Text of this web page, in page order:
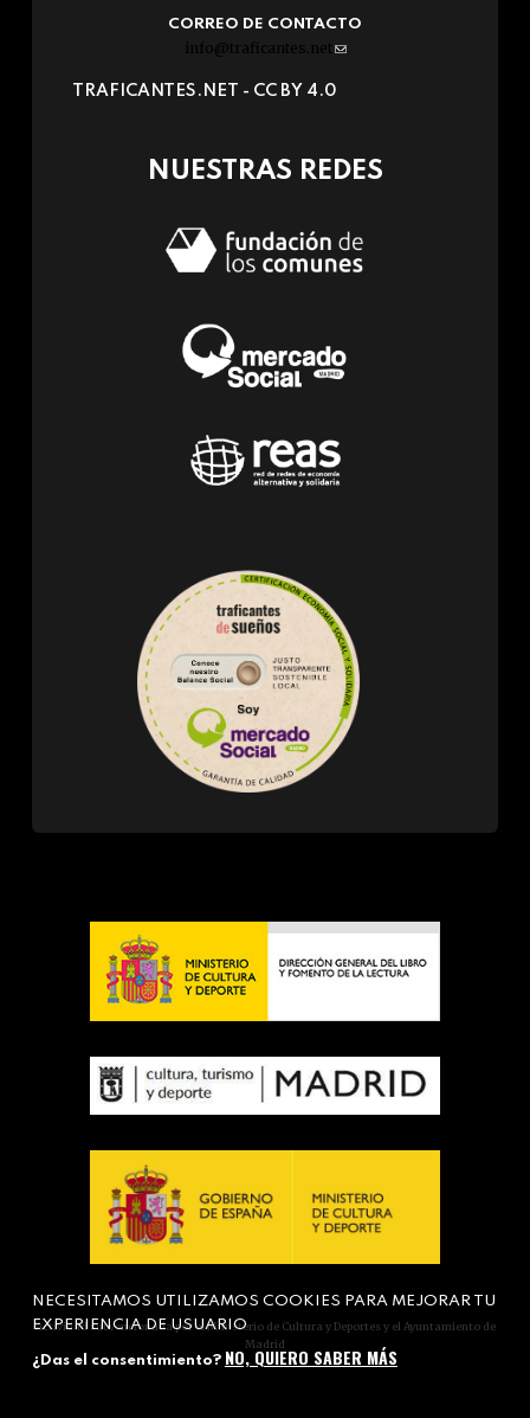
CORREO DE CONTACTO
info@traficantes.net (link
e-
TRAFICANTES.NET - CC BY 4.0
NUESTRAS REDES
Actividad subvencionada por el Ministerio de Cultura y Deportes y el Ayuntamiento de
Madrid
NECESITAMOS UTILIZAMOS COOKIES PARA MEJORAR TU
EXPERIENCIA DE USUARIO
¿Das el consentimiento? NO, QUIERO SABER MÁS